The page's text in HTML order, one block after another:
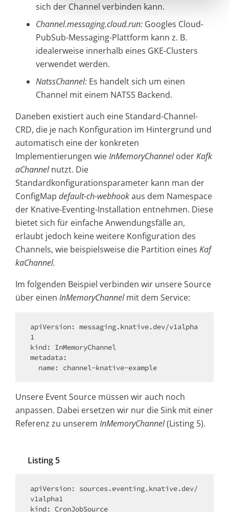
sich der Channel verbinden kann.
Channel.messaging.cloud.run: Googles Cloud-
PubSub-Messaging-Plattform kann z. B.
idealerweise innerhalb eines GKE-Clusters
verwendet werden.
NatssChannel: Es handelt sich um einen
Channel mit einem NATSS Backend.
Daneben existiert auch eine Standard-Channel-
CRD, die je nach Konfiguration im Hintergrund und
automatisch eine der konkreten
Implementierungen wieInMemoryChanneloderKafk
aChannelnutzt. Die
Standardkonfigurationsparameter kann man der
ConfigMap default-ch-webhookaus dem Namespace
der Knative-Eventing-Installation entnehmen. Diese
bietet sich für einfache Anwendungsfälle an,
erlaubt jedoch keine weitere Konfiguration des
Channels, wie beispielsweise die Partition eines Kaf
kaChannel.
Im folgenden Beispiel verbinden wir unsere Source
über einen InMemoryChannelmit dem Service:
apiVersion: messaging.knative.dev/v1alpha
1
kind: InMemoryChannel
metadata:
  name: channel-knative-example
Unsere Event Source müssen wir auch noch
anpassen. Dabei ersetzen wir nur die Sink mit einer
Referenz zu unserem InMemoryChannel(Listing 5).
Listing 5
apiVersion: sources.eventing.knative.dev/
v1alpha1
kind: CronJobSource